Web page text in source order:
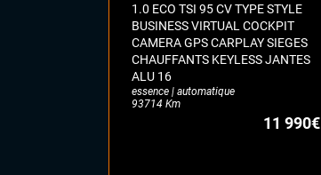
1.0 ECO TSI 95 CV TYPE STYLE
BUSINESS VIRTUAL COCKPIT
CAMERA GPS CARPLAY SIEGES
CHAUFFANTS KEYLESS JANTES
ALU 16
essence | automatique
93714 Km
11 990€